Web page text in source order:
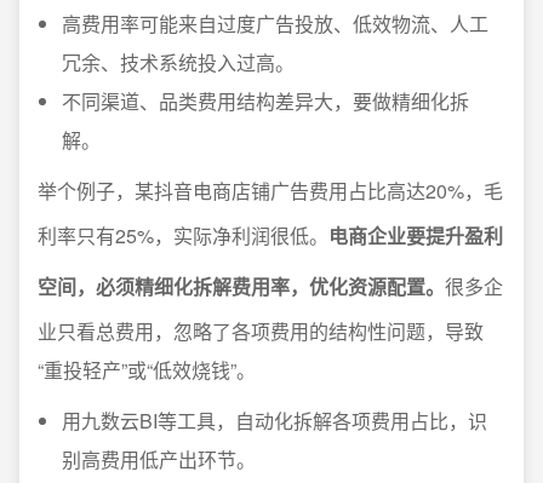
高费用率可能来自过度广告投放、低效物流、人工
冗余、技术系统投入过高。
不同渠道、品类费用结构差异大，要做精细化拆
解。
举个例子，某抖音电商店铺广告费用占比高达20%，毛
利率只有25%，实际净利润很低。 电商企业要提升盈利
空间，必须精细化拆解费用率，优化资源配置。 很多企
业只看总费用，忽略了各项费用的结构性问题，导致
“重投轻产”或“低效烧钱”。
用九数云BI等工具，自动化拆解各项费用占比，识
别高费用低产出环节。